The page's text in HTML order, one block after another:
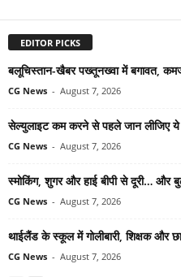
EDITOR PICKS
बलूचिस्तान-खैबर पख्तूनख्वा में बगावत,
CG News - August 7, 2026
सेल्युलाइट कम करने से पहले जान लीजिए ये
CG News - August 7, 2026
स्मोकिंग, शुगर और हाई बीपी से दूरी… और
CG News - August 7, 2026
थाईलैंड के स्कूल में गोलीबारी, शिक्षक और
CG News - August 7, 2026